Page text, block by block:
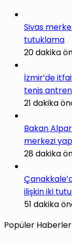
Sivas
tutuklama
20 dakika
İzmir’de
tenis
21 dakika
Bakan
merkezi
28 dakika
ilişkin iki
51 dakika
Popüler Haberler